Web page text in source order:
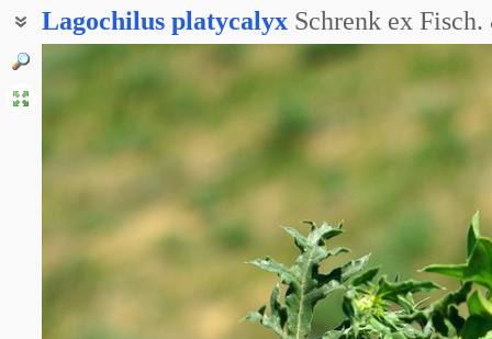
Lagochilus platycalyx Schrenk ex
Зайцегуб широкочашечный